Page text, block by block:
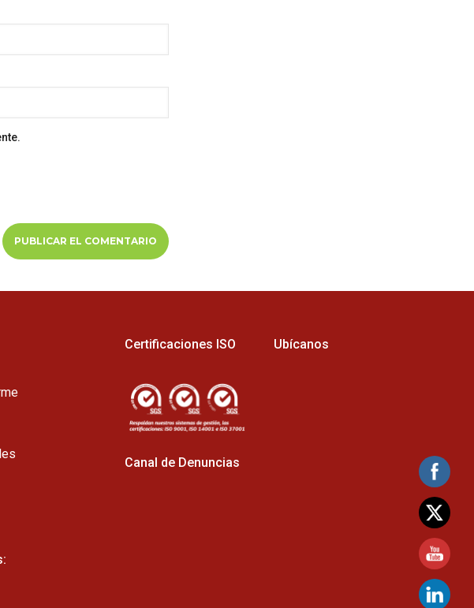
Certificaciones ISO
Canal de Denuncias
Ubícanos